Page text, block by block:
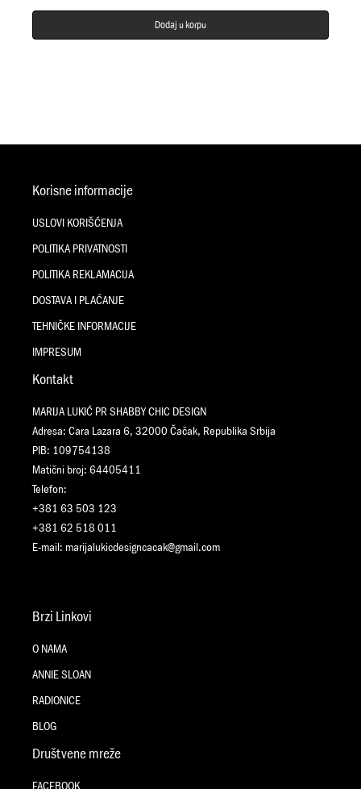
Dodaj u korpu
Korisne informacije
USLOVI KORIŠĆENJA
POLITIKA PRIVATNOSTI
POLITIKA REKLAMACIJA
DOSTAVA I PLAĆANJE
TEHNIČKE INFORMACIJE
IMPRESUM
Kontakt
MARIJA LUKIĆ PR SHABBY CHIC DESIGN
Adresa: Cara Lazara 6, 32000 Čačak, Republika Srbija
PIB: 109754138
Matični broj: 64405411
Telefon:
+381 63 503 123
+381 62 518 011
E-mail: marijalukicdesigncacak@gmail.com
Brzi Linkovi
O NAMA
ANNIE SLOAN
RADIONICE
BLOG
Društvene mreže
FACEBOOK